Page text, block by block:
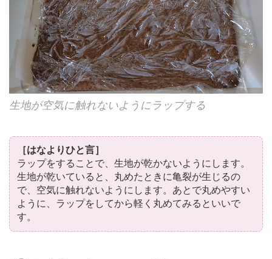
生地が空気に触れないようにラップする
［はなよりひと言］
ラップをすることで、生地が乾かないようにします。
生地が乾いていると、丸めたときに亀裂が生じるの
で、空気に触れないようにします。あとで丸めやすい
ように、ラップをしてから軽く丸めてみるといいで
す。